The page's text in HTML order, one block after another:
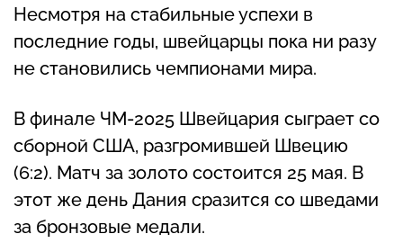
Несмотря на стабильные успехи в
последние годы, швейцарцы пока ни разу
не становились чемпионами мира.
В финале ЧМ-2025 Швейцария сыграет со
сборной США, разгромившей Швецию
(6:2). Матч за золото состоится 25 мая. В
этот же день Дания сразится со шведами
за бронзовые медали.